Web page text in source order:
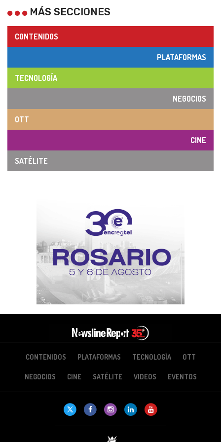
MÁS SECCIONES
CONTENIDOS
PLATAFORMAS
TECNOLOGÍA
NEGOCIOS
OTT
CINE
SATÉLITE
CONTENIDOS PLATAFORMAS TECNOLOGÍA OTT
NEGOCIOS CINE SATÉLITE VIDEOS EVENTOS